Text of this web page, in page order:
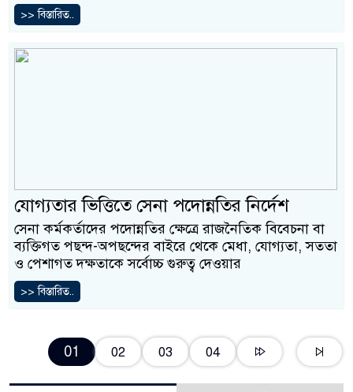
>> বিস্তারিত..
যোগ্যতার ভিত্তিতে সেনা পদোন্নতির নির্দেশ
সেনা কর্মকর্তাদের পদোন্নতির ক্ষেত্রে রাজনৈতিক বিবেচনা বা
ব্যক্তিগত পছন্দ-অপছন্দের বাইরে থেকে মেধা, যোগ্যতা, সততা
ও পেশাগত দক্ষতাকে সর্বোচ্চ গুরুত্ব দেওয়ার
>> বিস্তারিত..
01 02 03 04